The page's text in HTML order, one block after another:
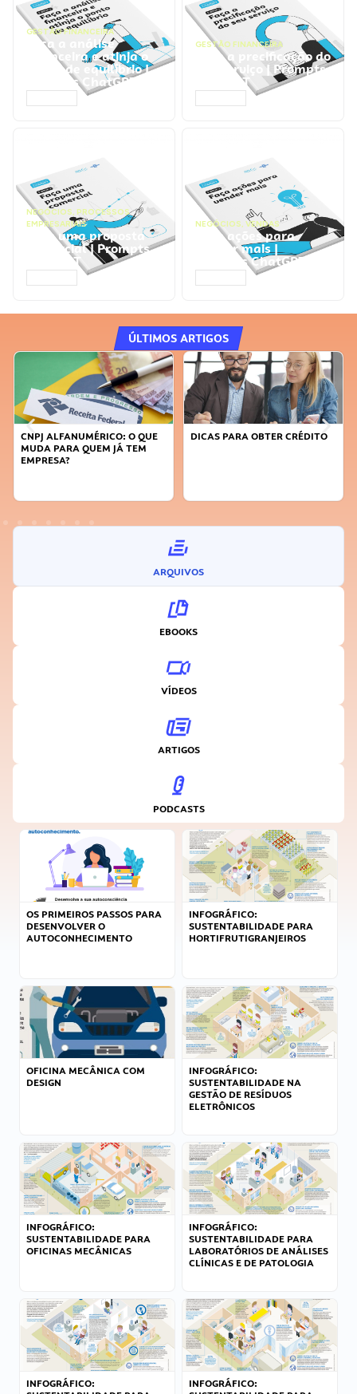
GESTÃO FINANCEIRA
Faça a análise
financeira e atinja o
ponto de equilíbrio |
Prompts ChatGPT
GESTÃO FINANCEIRA
Faça a precificação do
seu serviço | Prompts
ChatGPT
NEGÓCIOS, PROCESSOS
EMPRESARIAIS
Faça uma proposta
comercial | Prompts
ChatGPT
NEGÓCIOS, VENDAS
Faça ações para
vender mais |
Prompts ChatGPT
ÚLTIMOS ARTIGOS
CNPJ ALFANUMÉRICO: O QUE
MUDA PARA QUEM JÁ TEM
EMPRESA?
DICAS PARA OBTER CRÉDITO
ARQUIVOS
EBOOKS
VÍDEOS
ARTIGOS
PODCASTS
OS PRIMEIROS PASSOS PARA
DESENVOLVER O
AUTOCONHECIMENTO
INFOGRÁFICO:
SUSTENTABILIDADE PARA
HORTIFRUTIGRANJEIROS
OFICINA MECÂNICA COM
DESIGN
INFOGRÁFICO:
SUSTENTABILIDADE NA
GESTÃO DE RESÍDUOS
ELETRÔNICOS
INFOGRÁFICO:
SUSTENTABILIDADE PARA
OFICINAS MECÂNICAS
INFOGRÁFICO:
SUSTENTABILIDADE PARA
LABORATÓRIOS DE ANÁLISES
CLÍNICAS E DE PATOLOGIA
INFOGRÁFICO:
INFOGRÁFICO: